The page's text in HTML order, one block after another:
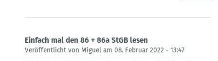
Einfach mal den 86 + 86a StGB lesen
Veröffentlicht von Miguel am 08. Februar 2022 - 13:47